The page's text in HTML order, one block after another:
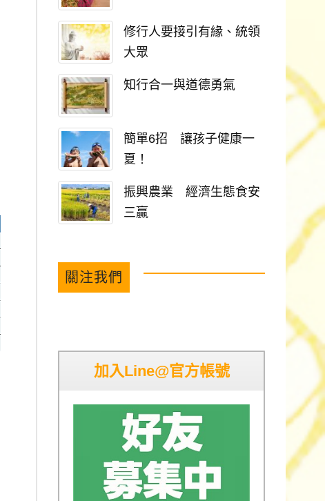
修行人要接引有緣、統領
大眾
知行合一與道德勇氣
簡單6招 讓孩子健康一
夏！
振興農業 經濟生態食安
三贏
關注我們
加入Line@官方帳號